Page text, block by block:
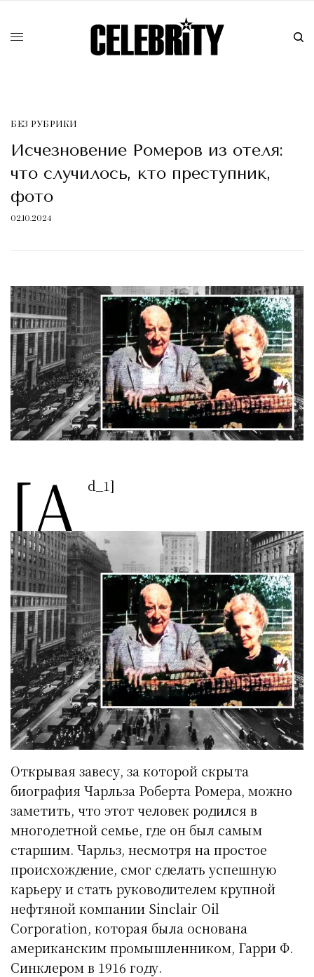
БЕЗ РУБРИКИ
Исчезновение Ромеров из отеля:
что случилось, кто преступник,
фото
02.10.2024
[a d_1]
Открывая завесу, за которой скрыта
биография Чарльза Роберта Ромера, можно
заметить, что этот человек родился в
многодетной семье, где он был самым
старшим. Чарльз, несмотря на простое
происхождение, смог сделать успешную
карьеру и стать руководителем крупной
нефтяной компании Sinclair Oil
Corporation, которая была основана
американским промышленником, Гарри Ф.
Синклером в 1916 году.